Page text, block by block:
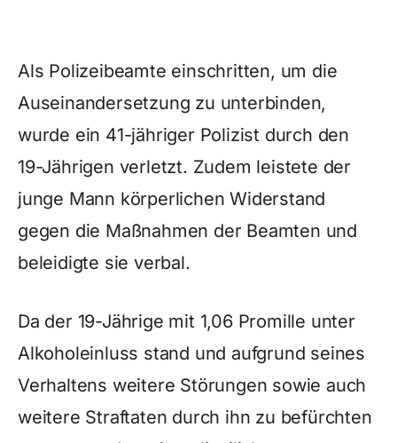
Als Polizeibeamte einschritten, um die
Auseinandersetzung zu unterbinden,
wurde ein 41-jähriger Polizist durch den
19-Jährigen verletzt. Zudem leistete der
junge Mann körperlichen Widerstand
gegen die Maßnahmen der Beamten und
beleidigte sie verbal.
Da der 19-Jährige mit 1,06 Promille unter
Alkoholeinluss stand und aufgrund seines
Verhaltens weitere Störungen sowie auch
weitere Straftaten durch ihn zu befürchten